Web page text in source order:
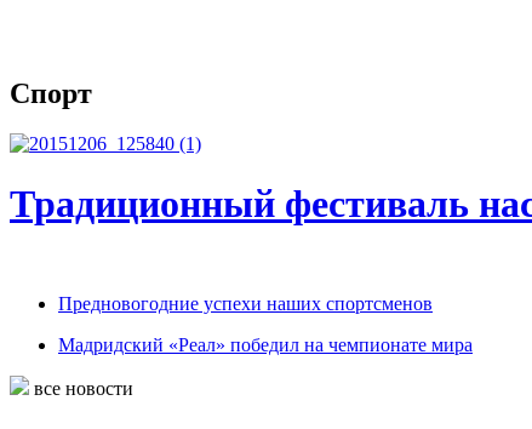
Спорт
Традиционный фестиваль
Предновогодние успехи наших спортсменов
Мадридский «Реал» победил на чемпионате мира
все новости